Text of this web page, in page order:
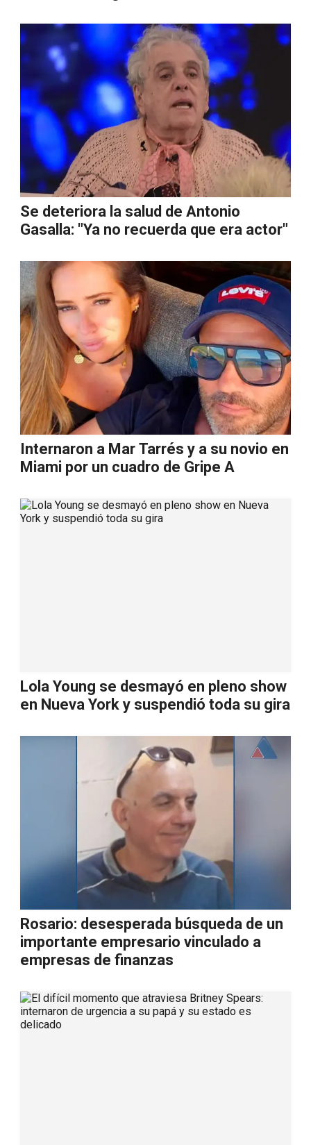
Se deteriora la salud de Antonio
Gasalla: "Ya no recuerda que era actor"
Internaron a Mar Tarrés y a su novio en
Miami por un cuadro de Gripe A
Lola Young se desmayó en pleno show
en Nueva York y suspendió toda su gira
Rosario: desesperada búsqueda de un
importante empresario vinculado a
empresas de finanzas